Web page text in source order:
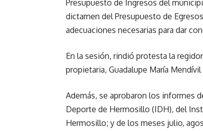
Presupuesto de Ingresos del
dictamen del Presupuesto de
adecuaciones necesarias para dar
En la sesión, rindió protesta la
propietaria, Guadalupe María
Además, se aprobaron los informes
Deporte de Hermosillo (IDH), del
Hermosillo; y de los meses julio,